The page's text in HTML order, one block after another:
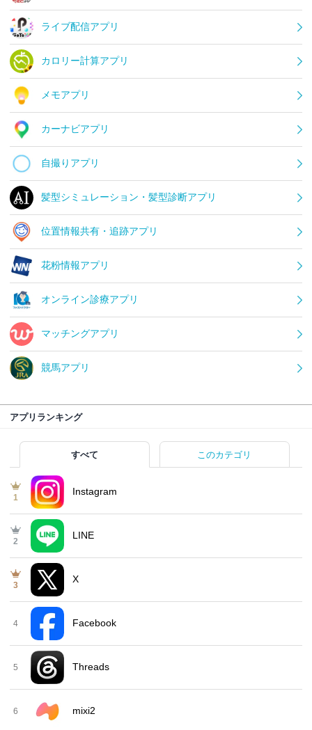
ライブ配信アプリ
カロリー計算アプリ
メモアプリ
カーナビアプリ
自撮りアプリ
髪型シミュレーション・髪型診断アプリ
位置情報共有・追跡アプリ
花粉情報アプリ
オンライン診療アプリ
マッチングアプリ
競馬アプリ
アプリランキング
すべて このカテゴリ
1
Instagram
2
LINE
3
X
4 Facebook
5 Threads
6 mixi2